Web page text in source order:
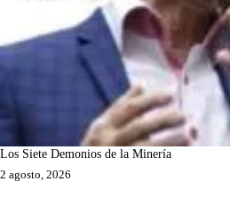
Los Siete Demonios de la Minería
2 agosto, 2026